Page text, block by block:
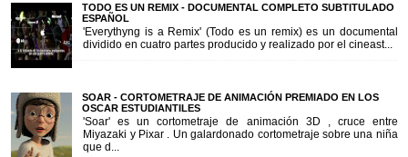
TODO ES UN REMIX - DOCUMENTAL COMPLETO SUBTITULADO
ESPAÑOL
'Everythyng is a Remix' (Todo es un remix) es un documental
dividido en cuatro partes producido y realizado por el cineast...
SOAR - CORTOMETRAJE DE ANIMACIÓN PREMIADO EN LOS
OSCAR ESTUDIANTILES
'Soar' es un cortometraje de animación 3D , cruce entre
Miyazaki y Pixar . Un galardonado cortometraje sobre una niña
que d...